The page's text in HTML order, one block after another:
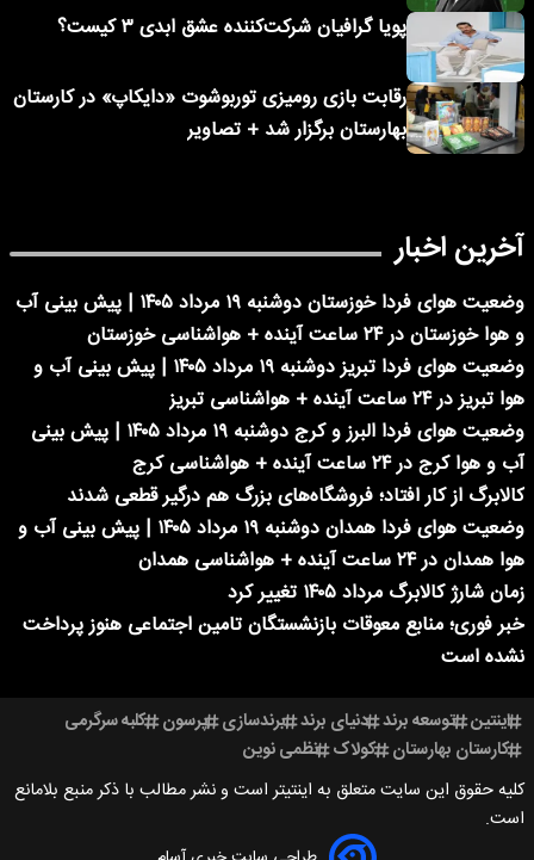
پویا گرافیان شرکت‌کننده عشق ابدی ۳ کیست؟
رقابت بازی رومیزی توربوشوت «دایکاپ» در کارستان
بهارستان برگزار شد + تصاویر
آخرین اخبار
وضعیت هوای فردا خوزستان دوشنبه ۱۹ مرداد ۱۴۰۵ | پیش بینی آب
و هوا خوزستان در ۲۴ ساعت آینده + هواشناسی خوزستان
وضعیت هوای فردا تبریز دوشنبه ۱۹ مرداد ۱۴۰۵ | پیش بینی آب و
هوا تبریز در ۲۴ ساعت آینده + هواشناسی تبریز
وضعیت هوای فردا البرز و کرج دوشنبه ۱۹ مرداد ۱۴۰۵ | پیش بینی
آب و هوا کرج در ۲۴ ساعت آینده + هواشناسی کرج
کالابرگ از کار افتاد؛ فروشگاه‌های بزرگ هم درگیر قطعی شدند
وضعیت هوای فردا همدان دوشنبه ۱۹ مرداد ۱۴۰۵ | پیش بینی آب و
هوا همدان در ۲۴ ساعت آینده + هواشناسی همدان
زمان شارژ کالابرگ مرداد ۱۴۰۵ تغییر کرد
خبر فوری؛ منابع معوقات بازنشستگان تامین اجتماعی هنوز پرداخت
نشده است
اینتین توسعه برند دنیای برند برندسازی پرسون کلبه سرگرمی
کارستان بهارستان کولاک نظمی نوین
کلیه حقوق این سایت متعلق به اینتیتر است و نشر مطالب با ذکر منبع بلامانع
است.